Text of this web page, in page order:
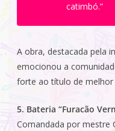
catimbó.”
A obra, destacada pela
emocionou a
forte ao título de
5. Bateria “Furacão
Comandada por mestre